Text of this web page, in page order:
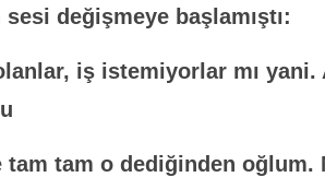
sesi değişmeye başlamıştı:
iş istemiyorlar mı yani.
tam tam o dediğinden oğlum.